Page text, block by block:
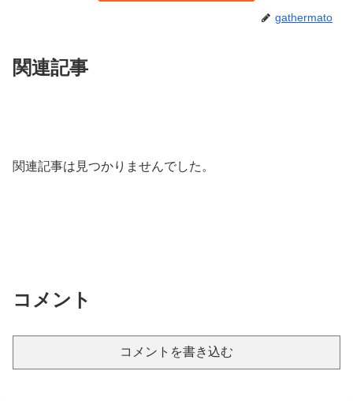
gathermato
関連記事
関連記事は見つかりませんでした。
コメント
コメントを書き込む